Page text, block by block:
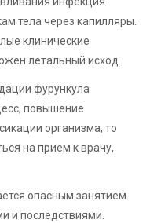
тела через капилляры.
клинические
летальный исход.
фурункула
повышение
организма, то
на прием к врачу,
опасным занятием.
и последствиями.